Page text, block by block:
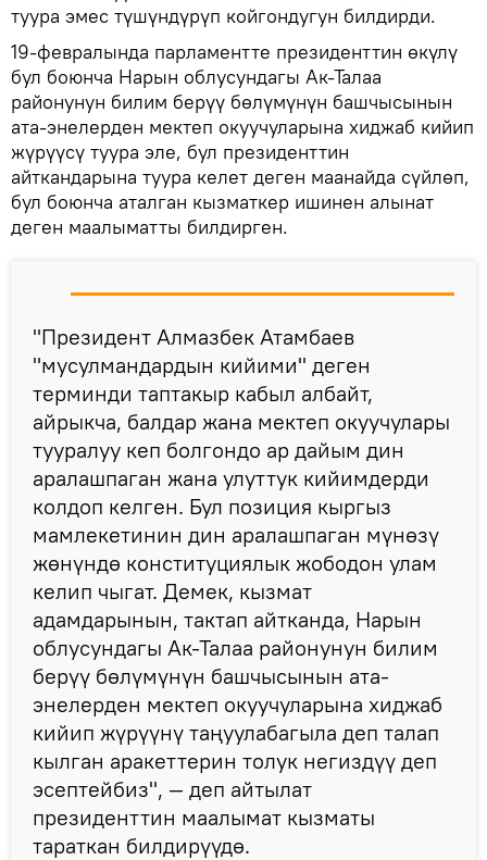
туура эмес түшүндүрүп койгондугун билдирди.
19-февралында парламентте президенттин өкүлү
бул боюнча Нарын облусундагы Ак-Талаа
районунун билим берүү бөлүмүнүн башчысынын
ата-энелерден мектеп окуучуларына хиджаб кийип
жүрүүсү туура эле, бул президенттин
айткандарына туура келет деген маанайда сүйлөп,
бул боюнча аталган кызматкер ишинен алынат
деген маалыматты билдирген.
"Президент Алмазбек Атамбаев
"мусулмандардын кийими" деген
терминди таптакыр кабыл албайт,
айрыкча, балдар жана мектеп окуучулары
тууралуу кеп болгондо ар дайым дин
аралашпаган жана улуттук кийимдерди
колдоп келген. Бул позиция кыргыз
мамлекетинин дин аралашпаган мүнөзү
жөнүндө конституциялык жободон улам
келип чыгат. Демек, кызмат
адамдарынын, тактап айтканда, Нарын
облусундагы Ак-Талаа районунун билим
берүү бөлүмүнүн башчысынын ата-
энелерден мектеп окуучуларына хиджаб
кийип жүрүүнү таңуулабагыла деп талап
кылган аракеттерин толук негиздүү деп
эсептейбиз", — деп айтылат
президенттин маалымат кызматы
тараткан билдирүүдө.